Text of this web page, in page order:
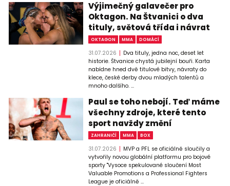
Výjimečný galavečer pro
Oktagon. Na Štvanici o dva
tituly, světová třída i návrat
OKTAGON MMA DOMÁCÍ
31.07.2026
Dva tituly, jedna noc, deset let
historie. Štvanice chystá jubilejní bouři. Karta
nabídne hned dvě titulové bitvy, návraty do
klece, české derby dvou mladých talentů a
mnoho dalšího. ...
Paul se toho nebojí. Teď máme
všechny zdroje, které tento
sport navždy změní
ZAHRANIČÍ MMA BOX
31.07.2026
MVP a PFL se oficiálně sloučily a
vytvořily novou globální platformu pro bojové
sporty "Vysoce spekulované sloučení Most
Valuable Promotions a Professional Fighters
League je oficiálně ...